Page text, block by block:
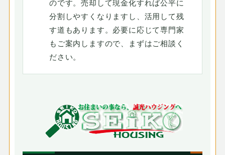
のです。売却して現金化すれば公平に
分割しやすくなりますし、活用して残
す道もあります。必要に応じて専門家
もご案内しますので、まずはご相談く
ださい。